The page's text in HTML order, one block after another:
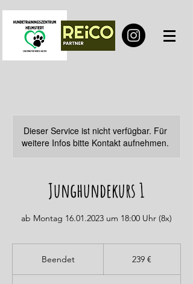
Dieser Service ist nicht verfügbar. Für
weitere Infos bitte Kontakt aufnehmen.
Junghundekurs 1
ab Montag 16.01.2023 um 18:00 Uhr (8x)
BeendetB
239 €